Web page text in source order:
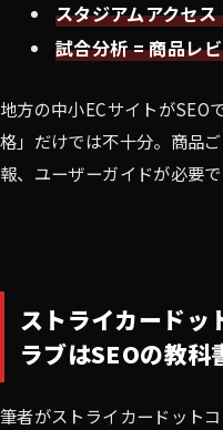
スタジアムアクセ
試合分析 = 商品レ
地方の中小ECサイトがSEO
格」だけでは不十分。商品
報、ユーザーガイドが必要で
ストライカードッ
ラブはSEOの教科
筆者がストライカードット